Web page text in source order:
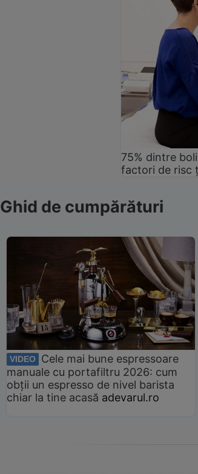
75% dintre
factori de risc
Ghid de cumpărături
VIDEO
Cele mai bune espressoare
manuale cu portafiltru 2026: cum
obții un espresso de nivel barista
chiar la tine acasă adevarul.ro